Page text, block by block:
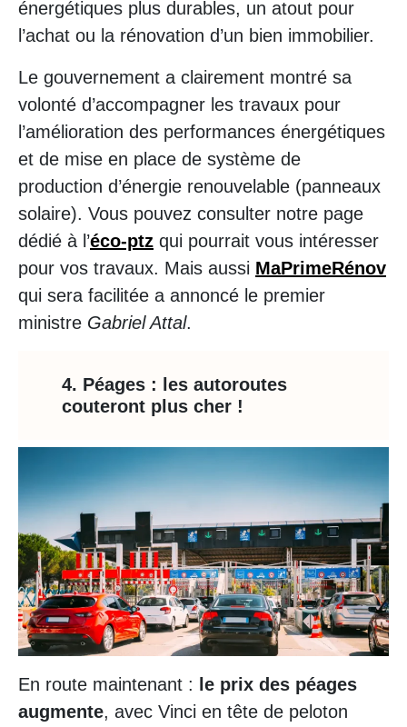
énergétiques plus durables, un atout pour
l’achat ou la rénovation d’un bien immobilier.
Le gouvernement a clairement montré sa
volonté d’accompagner les travaux pour
l’amélioration des performances énergétiques
et de mise en place de système de
production d’énergie renouvelable (panneaux
solaire). Vous pouvez consulter notre page
dédié à l’éco-ptz qui pourrait vous intéresser
pour vos travaux. Mais aussi MaPrimeRénov
qui sera facilitée a annoncé le premier
ministre Gabriel Attal.
4. Péages : les autoroutes
couteront plus cher !
En route maintenant : le prix des péages
augmente, avec Vinci en tête de peloton